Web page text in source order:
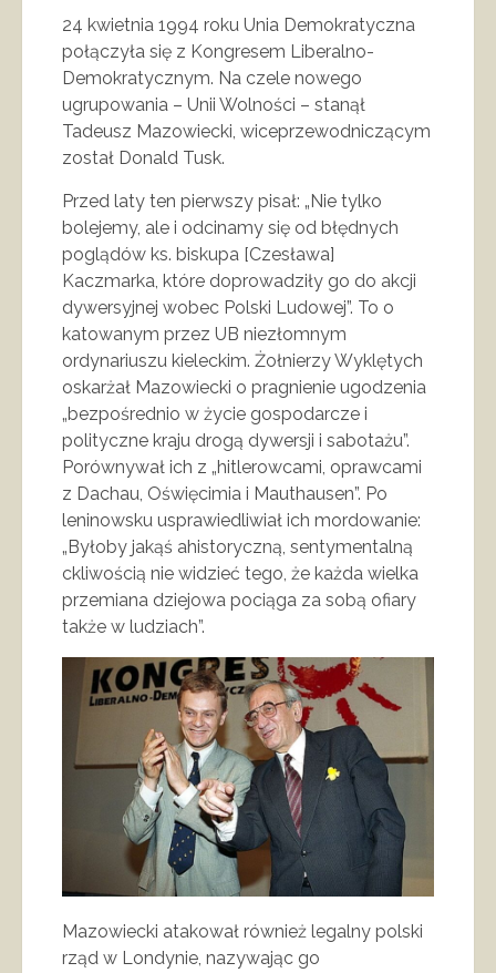
24 kwietnia 1994 roku Unia Demokratyczna
połączyła się z Kongresem Liberalno-
Demokratycznym. Na czele nowego
ugrupowania – Unii Wolności – stanął
Tadeusz Mazowiecki, wiceprzewodniczącym
został Donald Tusk.
Przed laty ten pierwszy pisał: „Nie tylko
bolejemy, ale i odcinamy się od błędnych
poglądów ks. biskupa [Czesława]
Kaczmarka, które doprowadziły go do akcji
dywersyjnej wobec Polski Ludowej”. To o
katowanym przez UB niezłomnym
ordynariuszu kieleckim. Żołnierzy Wyklętych
oskarżał Mazowiecki o pragnienie ugodzenia
„bezpośrednio w życie gospodarcze i
polityczne kraju drogą dywersji i sabotażu”.
Porównywał ich z „hitlerowcami, oprawcami
z Dachau, Oświęcimia i Mauthausen”. Po
leninowsku usprawiedliwiał ich mordowanie:
„Byłoby jakąś ahistoryczną, sentymentalną
ckliwością nie widzieć tego, że każda wielka
przemiana dziejowa pociąga za sobą ofiary
także w ludziach”.
Mazowiecki atakował również legalny polski
rząd w Londynie, nazywając go